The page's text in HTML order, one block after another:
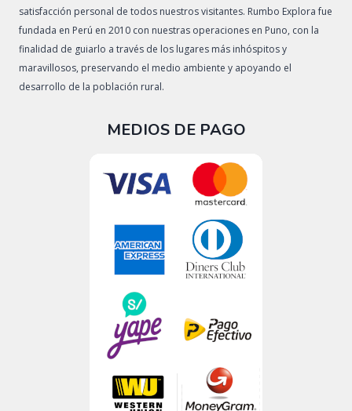
satisfacción personal de todos nuestros visitantes. Rumbo Explora fue
fundada en Perú en 2010 con nuestras operaciones en Puno, con la
finalidad de guiarlo a través de los lugares más inhóspitos y
maravillosos, preservando el medio ambiente y apoyando el
desarrollo de la población rural.
MEDIOS DE PAGO